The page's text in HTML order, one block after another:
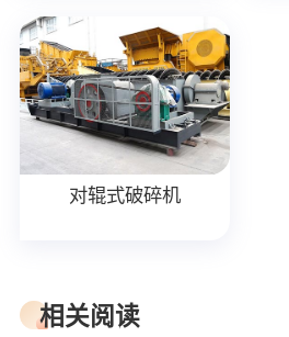
对辊式破碎机
相关阅读